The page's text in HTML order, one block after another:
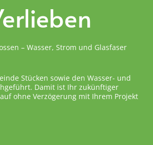
– Wasser, Strom und Glasfaser
Stücken sowie den Wasser- und
Damit ist Ihr zukünftiger
ohne Verzögerung mit Ihrem Projekt